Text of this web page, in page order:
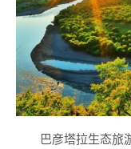
巴彦塔拉生态旅